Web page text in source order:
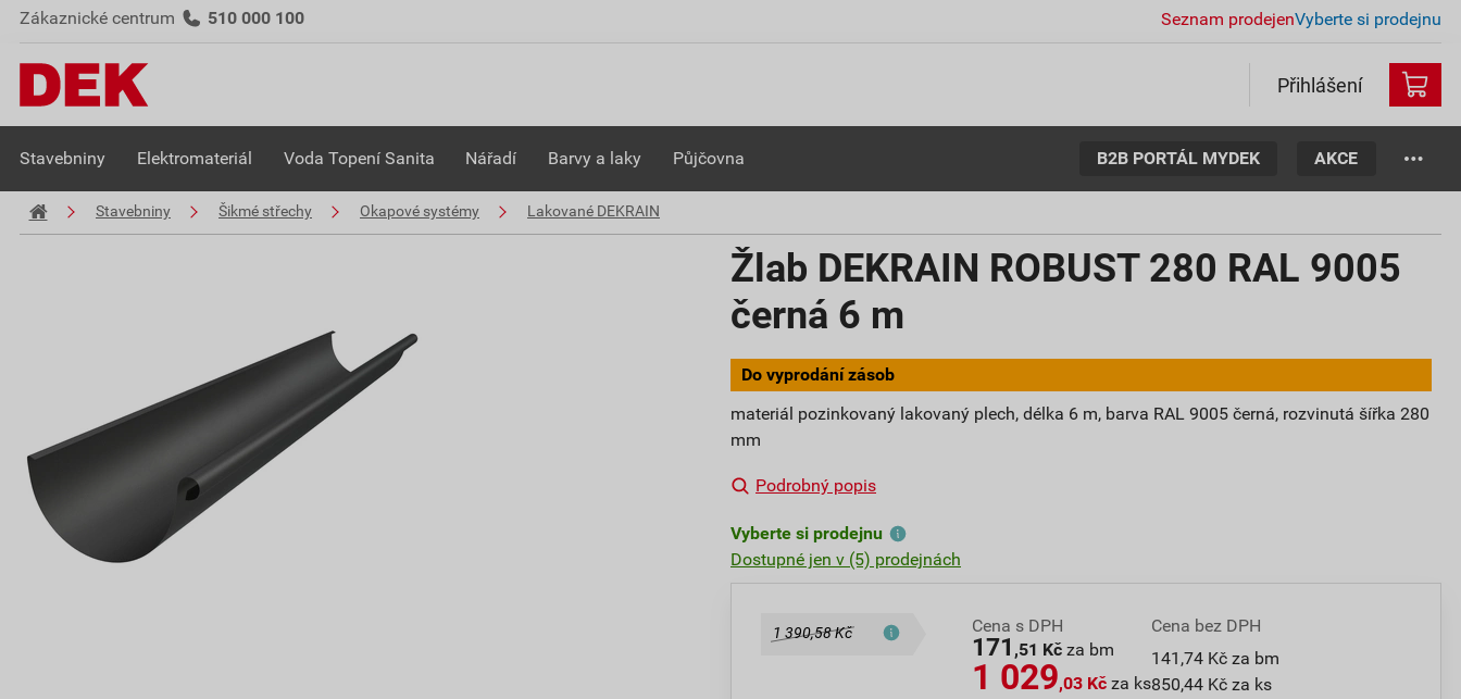
Zákaznické centrum 510 000 100 Seznam prodejenVyberte si prodejnu
Přihlášení
Stavebniny Elektromateriál Voda Topení Sanita Nářadí Barvy a laky Půjčovna B2B PORTÁL MYDEK AKCE
Stavebniny Šikmé střechy Okapové systémy Lakované DEKRAIN
Žlab DEKRAIN ROBUST 280 RAL 9005
černá 6 m
Do vyprodání zásob
materiál pozinkovaný lakovaný plech, délka 6 m, barva RAL 9005 černá, rozvinutá šířka 280
mm
Podrobný popis
Vyberte si prodejnu
Dostupné jen v (5) prodejnách
1 390,58 Kč Cena s DPH
171 ,51 Kč za bm
1 029,03 Kč za ks
Cena bez DPH
141,74 Kč za bm
850,44 Kč za ks